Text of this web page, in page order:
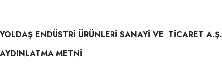
YOLDAŞ ENDÜSTRİ ÜRÜNLERİ SANAYİ VE TİCARET A.Ş.
AYDINLATMA METNİ